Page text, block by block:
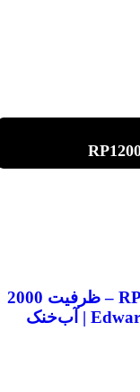
روتس بوستر وکیوم ادواردز مدل RP2600 – ظرفیت 2000